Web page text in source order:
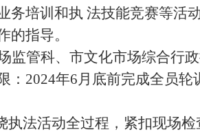
务培训和执 法技能竞赛等活
的指导。
监管科、市文化市场综合行
： 2024年6月底前完成全员轮
执法活动全过程，紧扣现场检